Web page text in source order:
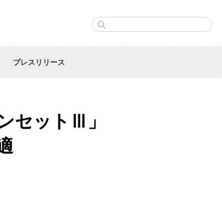
プレスリリース
セットⅢ」